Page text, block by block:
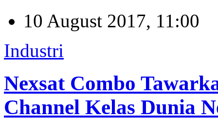
10 August 2017, 11:00
Industri
Nexsat Combo
Channel Kelas Dunia